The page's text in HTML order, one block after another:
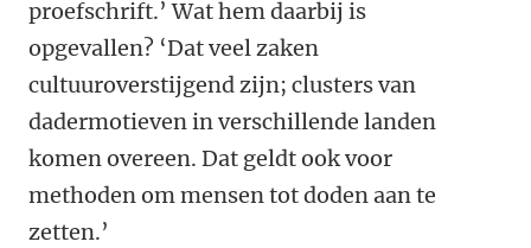
proefschrift.’ Wat hem daarbij is
opgevallen? ‘Dat veel zaken
cultuuroverstijgend zijn; ­clusters van
dadermotieven in verschillende landen
komen overeen. Dat geldt ook voor
methoden om mensen tot doden aan te
zetten.’